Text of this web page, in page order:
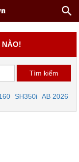
NÀO!
SH350i AB 2026